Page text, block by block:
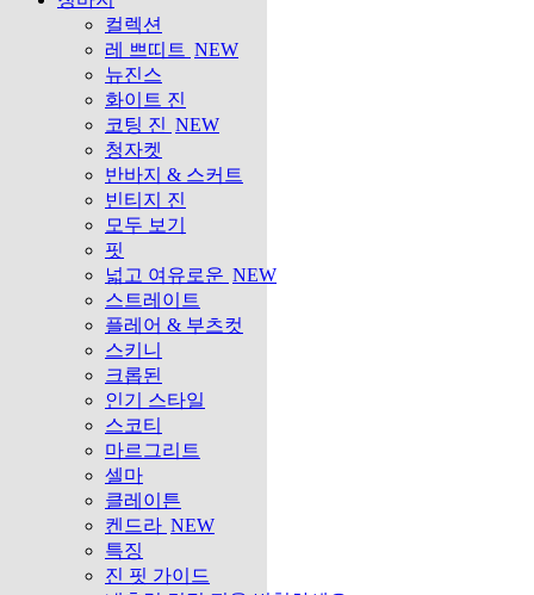
컬렉션
레 쁘띠트 NEW
뉴진스
화이트 진
코팅 진 NEW
청자켓
반바지 & 스커트
빈티지 진
모두 보기
핏
넓고 여유로운 NEW
스트레이트
플레어 & 부츠컷
스키니
크롭된
인기 스타일
스코티
마르그리트
셀마
클레이튼
켄드라 NEW
특징
진 핏 가이드